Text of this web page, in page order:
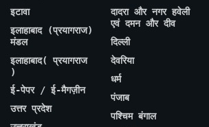
इटावा
इलाहाबाद (प्रयागराज)
मंडल
इलाहाबाद( प्रयागराज
)
ई-पेपर / ई-मैगज़ीन
उत्तर प्रदेश
दादरा और नगर हवेली
एवं दमन और दीव
दिल्ली
देवरिया
धर्म
पंजाब
पश्चिम बंगाल